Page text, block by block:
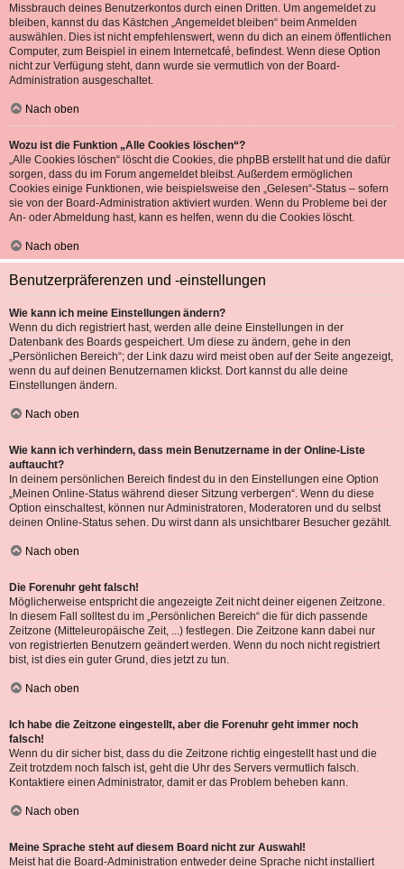
Missbrauch deines Benutzerkontos durch einen Dritten. Um angemeldet zu
bleiben, kannst du das Kästchen „Angemeldet bleiben“ beim Anmelden
auswählen. Dies ist nicht empfehlenswert, wenn du dich an einem öffentlichen
Computer, zum Beispiel in einem Internetcafé, befindest. Wenn diese Option
nicht zur Verfügung steht, dann wurde sie vermutlich von der Board-
Administration ausgeschaltet.
Nach oben
Wozu ist die Funktion „Alle Cookies löschen“?
„Alle Cookies löschen“ löscht die Cookies, die phpBB erstellt hat und die dafür
sorgen, dass du im Forum angemeldet bleibst. Außerdem ermöglichen
Cookies einige Funktionen, wie beispielsweise den „Gelesen“-Status – sofern
sie von der Board-Administration aktiviert wurden. Wenn du Probleme bei der
An- oder Abmeldung hast, kann es helfen, wenn du die Cookies löscht.
Nach oben
Benutzerpräferenzen und -einstellungen
Wie kann ich meine Einstellungen ändern?
Wenn du dich registriert hast, werden alle deine Einstellungen in der
Datenbank des Boards gespeichert. Um diese zu ändern, gehe in den
„Persönlichen Bereich“; der Link dazu wird meist oben auf der Seite angezeigt,
wenn du auf deinen Benutzernamen klickst. Dort kannst du alle deine
Einstellungen ändern.
Nach oben
Wie kann ich verhindern, dass mein Benutzername in der Online-Liste
auftaucht?
In deinem persönlichen Bereich findest du in den Einstellungen eine Option
„Meinen Online-Status während dieser Sitzung verbergen“. Wenn du diese
Option einschaltest, können nur Administratoren, Moderatoren und du selbst
deinen Online-Status sehen. Du wirst dann als unsichtbarer Besucher gezählt.
Nach oben
Die Forenuhr geht falsch!
Möglicherweise entspricht die angezeigte Zeit nicht deiner eigenen Zeitzone.
In diesem Fall solltest du im „Persönlichen Bereich“ die für dich passende
Zeitzone (Mitteleuropäische Zeit, ...) festlegen. Die Zeitzone kann dabei nur
von registrierten Benutzern geändert werden. Wenn du noch nicht registriert
bist, ist dies ein guter Grund, dies jetzt zu tun.
Nach oben
Ich habe die Zeitzone eingestellt, aber die Forenuhr geht immer noch
falsch!
Wenn du dir sicher bist, dass du die Zeitzone richtig eingestellt hast und die
Zeit trotzdem noch falsch ist, geht die Uhr des Servers vermutlich falsch.
Kontaktiere einen Administrator, damit er das Problem beheben kann.
Nach oben
Meine Sprache steht auf diesem Board nicht zur Auswahl!
Meist hat die Board-Administration entweder deine Sprache nicht installiert